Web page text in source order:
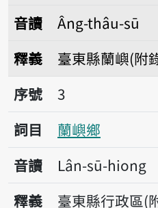
音讀
Âng-thâu-sū
釋義
臺東縣蘭嶼(附
序號3蘭嶼鄉
序號
3
詞目
蘭嶼鄉
音讀
Lân-sū-hiong
釋義
臺東縣行政區(